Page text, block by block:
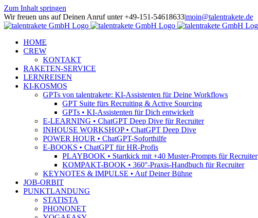
Zum Inhalt springen
Wir freuen uns auf Deinen Anruf unter +49-151-54618633|moin@talentrakete.de
HOME
CREW
KONTAKT
RAKETEN-SERVICE
LERNREISEN
KI-KOSMOS
GPTs von talentrakete: KI-Assistenten für Deine Workflows
GPT Suite fürs Recruiting & Active Sourcing
GPTs • KI-Assistenten für Dich entwickelt
E-LEARNING • ChatGPT Deep Dive für Recruiter
INHOUSE WORKSHOP • ChatGPT Deep Dive
POWER HOUR • ChatGPT-Soforthilfe
E-BOOKS • ChatGPT für HR-Profis
PLAYBOOK • Startkick mit +40 Muster-Prompts für Recruiter
KOMPAKT-BOOK • 360°-Praxis-Handbuch für Recruiter
KEYNOTES & IMPULSE • Auf Deiner Bühne
JOB-ORBIT
PUNKTLANDUNG
STATISTA
PHONONET